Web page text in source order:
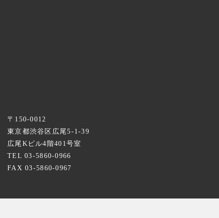
〒150-0012
東京都渋谷区広尾5-1-39
広尾Kビル4階401号室
TEL 03-5860-0966
FAX 03-5860-0967